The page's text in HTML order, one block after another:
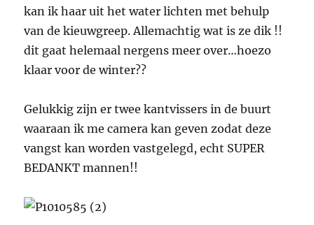
kan ik haar uit het water lichten met behulp
van de kieuwgreep. Allemachtig wat is ze dik !!
dit gaat helemaal nergens meer over…hoezo
klaar voor de winter??
Gelukkig zijn er twee kantvissers in de buurt
waaraan ik me camera kan geven zodat deze
vangst kan worden vastgelegd, echt SUPER
BEDANKT mannen!!